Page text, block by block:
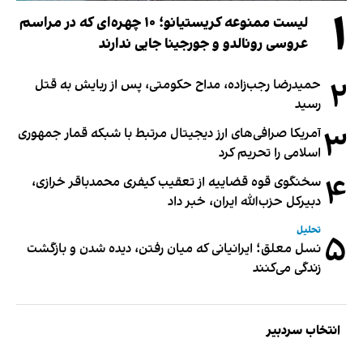
۱
لیست ممنوعه کریستیانو؛ ۱۰ چهره‌ای که در مراسم
عروسی رونالدو و جورجینا جایی ندارند
۲ حمیدرضا رجب‌زاده، مداح حکومتی، پس از ربایش به قتل
رسید
۳آمریکا صرافی‌های ارز دیجیتال مرتبط با شبکه قمار جمهوری
اسلامی را تحریم کرد
۴ سخنگوی قوه قضاییه از تعقیب کیفری محمدباقر خرازی،
دبیر‌کل حزب‌الله ایران، خبر داد
۵ تحلیل
نسل معلق؛ ایرانیانی که میان رفتن، دیده شدن و بازگشت
زندگی می‌کنند
انتخاب سردبیر